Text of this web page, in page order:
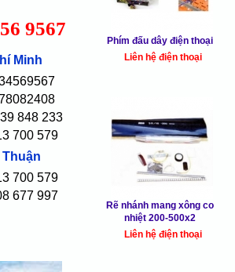
9567
Minh
848 233
700 579
700 579
677 997
Phím đấu dây điện thoại
Liên hệ điện thoại
Rẽ nhánh mang xông co
nhiệt 200-500x2
Liên hệ điện thoại